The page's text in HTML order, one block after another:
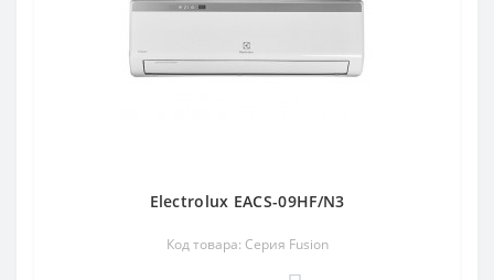
Electrolux EACS-09HF/N3
Код товара: Серия Fusion